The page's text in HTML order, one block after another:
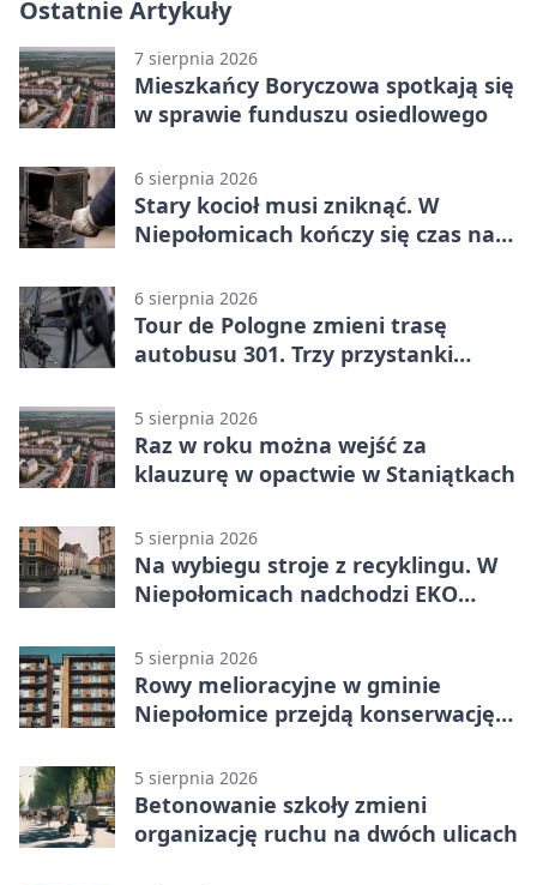
Ostatnie Artykuły
7 sierpnia 2026
Mieszkańcy Boryczowa spotkają się
w sprawie funduszu osiedlowego
6 sierpnia 2026
Stary kocioł musi zniknąć. W
Niepołomicach kończy się czas na
6 sierpnia 2026
Tour de Pologne zmieni trasę
autobusu 301. Trzy przystanki
5 sierpnia 2026
Raz w roku można wejść za
klauzurę w opactwie w Staniątkach
5 sierpnia 2026
Na wybiegu stroje z recyklingu. W
Niepołomicach nadchodzi EKO
5 sierpnia 2026
Rowy melioracyjne w gminie
Niepołomice przejdą konserwację.
5 sierpnia 2026
Betonowanie szkoły zmieni
organizację ruchu na dwóch ulicach